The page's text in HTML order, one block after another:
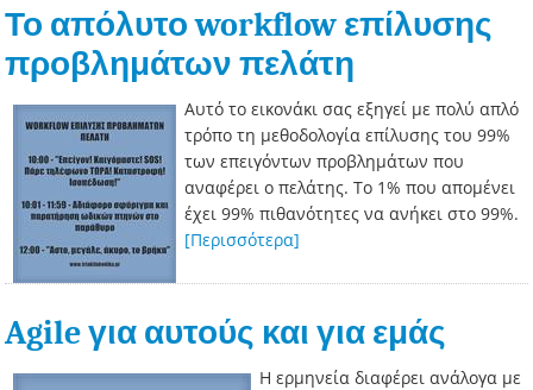
Το απόλυτο workflow επίλυσης
προβλημάτων πελάτη
Αυτό το εικονάκι σας εξηγεί με πολύ απλό
τρόπο τη μεθοδολογία επίλυσης του 99%
των επειγόντων προβλημάτων που
αναφέρει ο πελάτης. Το 1% που απομένει
έχει 99% πιθανότητες να ανήκει στο 99%.
[Περισσότερα]
Agile για αυτούς και για εμάς
Η ερμηνεία διαφέρει ανάλογα με